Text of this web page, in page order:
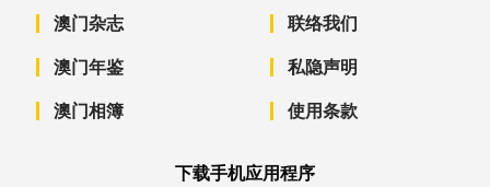
澳门杂志
澳门年鉴
澳门相簿
联络我们
私隐声明
使用条款
下载手机应用程序